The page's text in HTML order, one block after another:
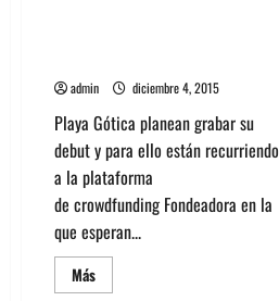
admin diciembre 4, 2015
Playa Gótica planean grabar su
debut y para ello están recurriendo
a la plataforma
de crowdfunding Fondeadora en la
que esperan...
MásLeer
más